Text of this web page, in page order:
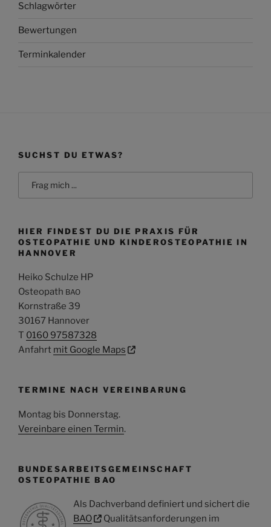
Schlagwörter
Bewertungen
Terminkalender
SUCHST DU ETWAS?
Search
for:
HIER FINDEST DU DIE PRAXIS FÜR
OSTEOPATHIE UND KINDEROSTEOPATHIE IN
HANNOVER
Heiko Schulze HP
Osteopath BAO
Kornstraße 39
30167 Hannover
T 0160 97587328
Anfahrt mit Google Maps
TERMINE NACH VEREINBARUNG
Montag bis Donnerstag.
Vereinbare einen Termin.
BUNDESARBEITSGEMEINSCHAFT
OSTEOPATHIE BAO
Als Dachverband definiert und sichert die
BAO
Qualitätsanforderungen im